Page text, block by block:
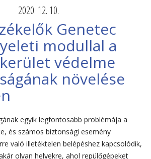
2020. 12. 10.
Genetec
modullal a
védelme
növelése
egyik legfontosabb problémája a
és számos biztonsági esemény
való illetéktelen belépéshez kapcsolódik,
olyan helyekre, ahol repülőgépeket